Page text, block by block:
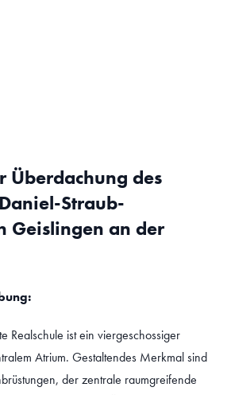
Überdachung des
Straub-
Geislingen an der
Realschule ist ein viergeschossiger
Atrium. Gestaltendes Merkmal sind
der zentrale raumgreifende